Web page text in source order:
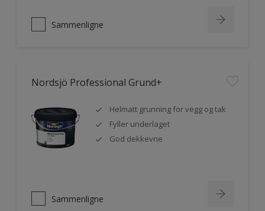
Sammenligne
Nordsjö Professional Grund+
Helmatt grunning for vegg og tak
Fyller underlaget
God dekkevne
Sammenligne